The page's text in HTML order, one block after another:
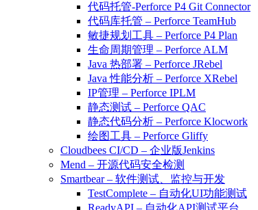
代码托管-Perforce P4 Git Connector
代码库托管 – Perforce TeamHub
敏捷规划工具 – Perforce P4 Plan
生命周期管理 – Perforce ALM
Java 热部署 – Perforce JRebel
Java 性能分析 – Perforce XRebel
IP管理 – Perforce IPLM
静态测试 – Perforce QAC
静态代码分析 – Perforce Klocwork
绘图工具 – Perforce Gliffy
Cloudbees CI/CD – 企业版Jenkins
Mend – 开源代码安全检测
Smartbear – 软件测试、监控与开发
TestComplete – 自动化UI功能测试
ReadyAPI – 自动化API测试平台